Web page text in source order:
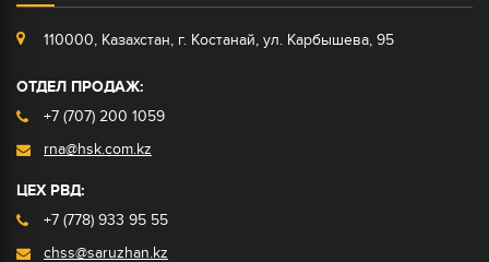
110000, Казахстан, г. Костанай, ул. Карбышева, 95
ОТДЕЛ ПРОДАЖ:
+7 (707) 200 1059
rna@hsk.com.kz
ЦЕХ РВД:
+7 (778) 933 95 55
chss@saruzhan.kz